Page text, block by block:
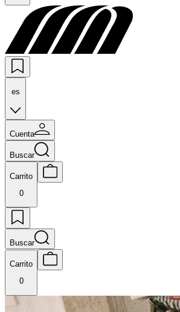
es
Cuenta
Buscar
Carrito
0
Buscar
Carrito
0